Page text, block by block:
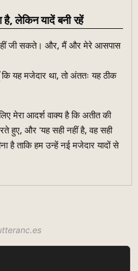
लेकिन यादें बनी रहें
नहीं जी सकते। और, मैं और मेरे आसपास
यह मजेदार था, तो अंततः यह ठीक
मेरा आदर्श वाक्य है कि अतीत की
हुए, और 'यह सही नहीं है, वह सही
है ताकि हम उन्हें नई मजेदार यादों से